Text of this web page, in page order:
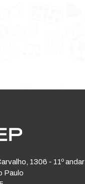
1306 - 11º andar
Paulo